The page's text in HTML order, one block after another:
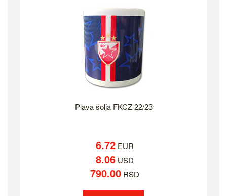
Plava šolja FKCZ 22/23
6.72 EUR
8.06 USD
790.00 RSD